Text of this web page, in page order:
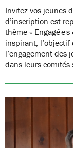
Invitez vos jeunes
d’inscription est
thème «
inspirant,
l’engagement des
dans leurs comités